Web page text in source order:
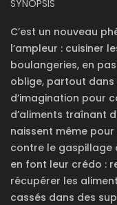
SYNOPSIS
C’est un nouveau
l’ampleur : cuisiner
boulangeries, en
oblige, partout dans
d’imagination pour
d’aliments traînant
naissent même
contre le gaspillage
en font leur crédo :
récupérer les
cassés dans des